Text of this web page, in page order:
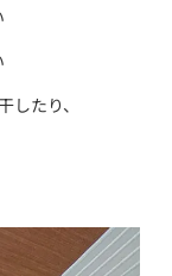
たり、